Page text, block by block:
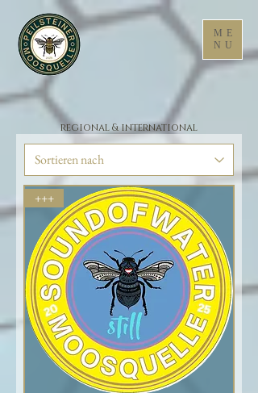
ME
NU
regional & international
+++